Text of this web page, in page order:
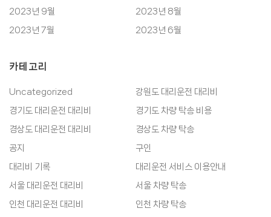
2023년 9월
2023년 8월
2023년 7월
2023년 6월
카테고리
Uncategorized
강원도 대리운전 대리비
경기도 대리운전 대리비
경기도 차량 탁송 비용
경상도 대리운전 대리비
경상도 차량 탁송
공지
구인
대리비 기록
대리운전 서비스 이용안내
서울 대리운전 대리비
서울 차량 탁송
인천 대리운전 대리비
인천 차량 탁송